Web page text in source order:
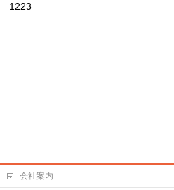
1223
会社案内